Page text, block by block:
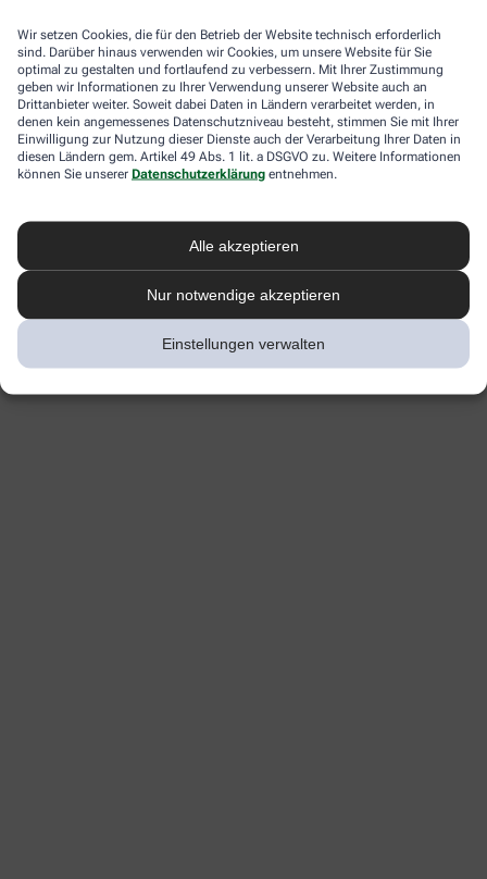
Wir setzen Cookies, die für den Betrieb der Website technisch erforderlich
sind. Darüber hinaus verwenden wir Cookies, um unsere Website für Sie
optimal zu gestalten und fortlaufend zu verbessern. Mit Ihrer Zustimmung
geben wir Informationen zu Ihrer Verwendung unserer Website auch an
Drittanbieter weiter. Soweit dabei Daten in Ländern verarbeitet werden, in
denen kein angemessenes Datenschutzniveau besteht, stimmen Sie mit Ihrer
Einwilligung zur Nutzung dieser Dienste auch der Verarbeitung Ihrer Daten in
diesen Ländern gem. Artikel 49 Abs. 1 lit. a DSGVO zu. Weitere Informationen
können Sie unserer Datenschutzerklärung entnehmen.
Alle akzeptieren
Nur notwendige akzeptieren
Einstellungen verwalten